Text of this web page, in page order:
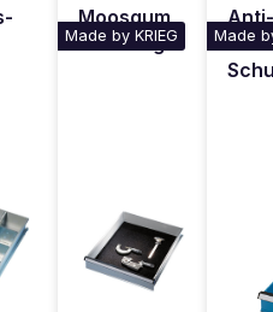
Made by KRIEG
Moosgum
mi-Einlage
Made
für